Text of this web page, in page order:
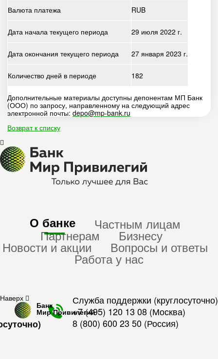
Валюта платежа RUB
Дата начала текущего периода 29 июля 2022 г.
Дата окончания текущего периода 27 января 2023 г.
Количество дней в периоде 182
Дополнительные материалы доступны депонентам МП Банк
(ООО) по запросу, направленному на следующий адрес
электронной почты: depo@mp-bank.ru
Возврат к списку
О банке Частным лицам
Партнерам Бизнесу
Новости и акции Вопросы и ответы
Работа у нас
Служба поддержки (круглосуточно)
+7 (495) 120 13 08 (Москва)
8 (800) 600 23 50 (Россия)
Наверх
Банк
Мир Привилегий